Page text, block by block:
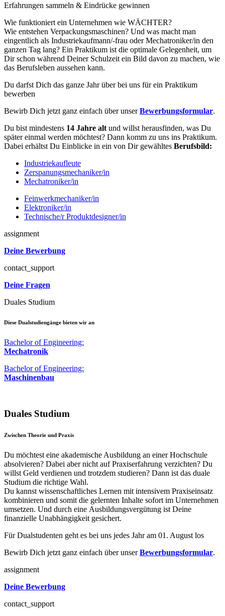
Erfahrungen sammeln & Eindrücke gewinnen
Wie funktioniert ein Unternehmen wie WÄCHTER?
Wie entstehen Verpackungsmaschinen? Und was macht man
eingentlich als Industriekaufmann/-frau oder Mechatroniker/in den
ganzen Tag lang? Ein Praktikum ist die optimale Gelegenheit, um
Dir schon während Deiner Schulzeit ein Bild davon zu machen, wie
das Berufsleben aussehen kann.
Du darfst Dich das ganze Jahr über bei uns für ein Praktikum
bewerben
Bewirb Dich jetzt ganz einfach über unserBewerbungsformular.
Du bist mindestens 14 Jahre alt und willst herausfinden, was Du
später einmal werden möchtest? Dann komm zu uns ins Praktikum.
Dabei erhältst Du Einblicke in ein von Dir gewähltes Berufsbild:
Industriekaufleute
Zerspanungsmechaniker/in
Mechatroniker/in
Feinwerkmechaniker/in
Elektroniker/in
Technische/r Produktdesigner/in
assignment
Deine Bewerbung
contact_support
Deine Fragen
Duales Studium
Diese Dualstudiengänge bieten wir an
Bachelor of Engineering:
Mechatronik
Bachelor of Engineering:
Maschinenbau
Duales Studium
Zwischen Theorie und Praxis
Du möchtest eine akademische Ausbildung an einer Hochschule
absolvieren? Dabei aber nicht auf Praxiserfahrung verzichten? Du
willst Geld verdienen und trotzdem studieren? Dann ist das duale
Studium die richtige Wahl.
Du kannst wissenschaftliches Lernen mit intensivem Praxiseinsatz
kombinieren und somit die gelernten Inhalte sofort im Unternehmen
umsetzen. Und durch eine Ausbildungsvergütung ist Deine
finanzielle Unabhängigkeit gesichert.
Für Dualstudenten geht es bei uns jedes Jahr am 01. August los
Bewirb Dich jetzt ganz einfach über unserBewerbungsformular.
assignment
Deine Bewerbung
contact_support